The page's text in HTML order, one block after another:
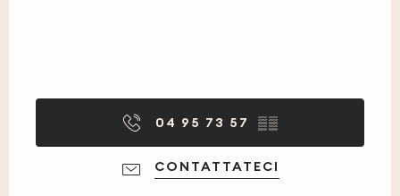
04 95 73 57 ▒▒
CONTATTATECI